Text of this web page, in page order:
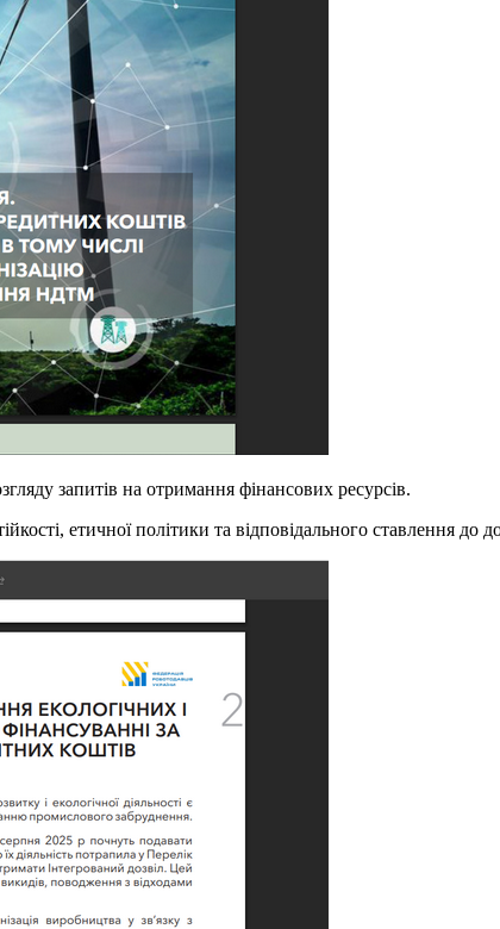
запитів на отримання фінансових ресурсів.
етичної політики та відповідального ставлення до